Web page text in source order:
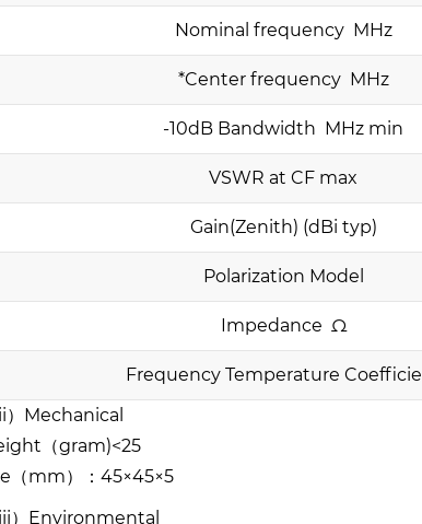
Nominal frequency MHz
*Center frequency MHz
-10dB Bandwidth MHz min
VSWR at CF max
Gain(Zenith) (dBi typ)
Polarization Model
Impedance Ω
Frequency Temperature
ii）Mechanical
（gram)<25
（mm）：45×45×5
i）Environmental